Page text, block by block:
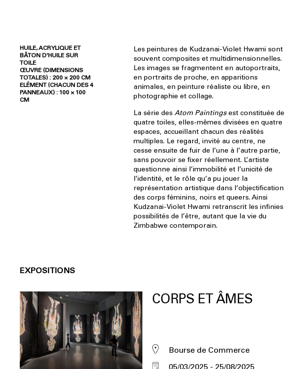
HUILE, ACRYLIQUE ET
BÂTON D’HUILE SUR
TOILE
ŒUVRE (DIMENSIONS
TOTALES) : 200 × 200 CM
ELÉMENT (CHACUN DES 4
PANNEAUX) : 100 × 100
CM
Les peintures de Kudzanai-Violet Hwami sont
souvent composites et multidimensionnelles.
Les images se fragmentent en autoportraits,
en portraits de proche, en apparitions
animales, en peinture réaliste ou libre, en
photographie et collage.
La série des Atom Paintingsest constituée de
quatre toiles, elles-mêmes divisées en quatre
espaces, accueillant chacun des réalités
multiples. Le regard, invité au centre, ne
cesse ensuite de fuir de l’une à l’autre partie,
sans pouvoir se fixer réellement. L’artiste
questionne ainsi l’immobilité et l’unicité de
l’identité, et le rôle qu’a pu jouer la
représentation artistique dans l’objectification
des corps féminins, noirs et queers. Ainsi
Kudzanai-Violet Hwami retranscrit les infinies
possibilités de l’être, autant que la vie du
Zimbabwe contemporain.
EXPOSITIONS
CORPS ET ÂMES
Bourse de Commerce
05/03/2025
25/08/2025